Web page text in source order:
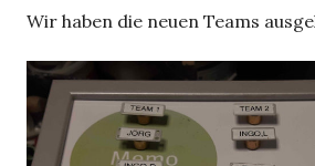
Wir haben die neuen Teams